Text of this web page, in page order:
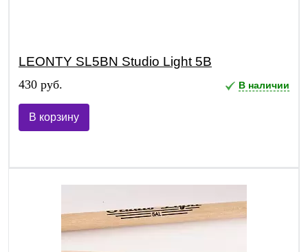
LEONTY SL5BN Studio Light 5В
430 руб. В наличии
В корзину